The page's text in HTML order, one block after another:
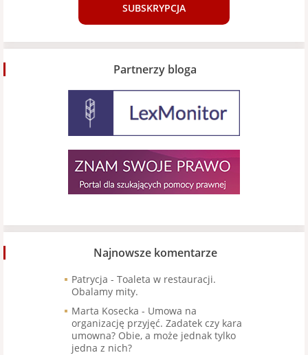
SUBSKRYPCJA
Partnerzy bloga
Najnowsze komentarze
Patrycja - Toaleta w restauracji.
Obalamy mity.
Marta Kosecka - Umowa na
organizację przyjęć. Zadatek czy kara
umowna? Obie, a może jednak tylko
jedna z nich?